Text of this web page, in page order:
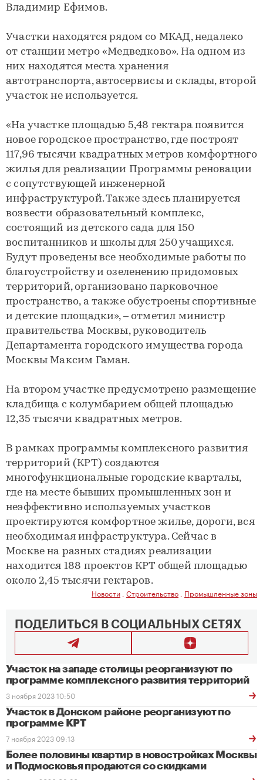
Владимир Ефимов.
Участки находятся рядом со МКАД, недалеко
от станции метро «Медведково». На одном из
них находятся места хранения
автотранспорта, автосервисы и склады, второй
участок не используется.
«На участке площадью 5,48 гектара появится
новое городское пространство, где построят
117,96 тысячи квадратных метров комфортного
жилья для реализации Программы реновации
с сопутствующей инженерной
инфраструктурой. Также здесь планируется
возвести образовательный комплекс,
состоящий из детского сада для 150
воспитанников и школы для 250 учащихся.
Будут проведены все необходимые работы по
благоустройству и озеленению придомовых
территорий, организовано парковочное
пространство, а также обустроены спортивные
и детские площадки», – отметил министр
правительства Москвы, руководитель
Департамента городского имущества города
Москвы Максим Гаман.
На втором участке предусмотрено размещение
кладбища с колумбарием общей площадью
12,35 тысячи квадратных метров.
В рамках программы комплексного развития
территорий (КРТ) создаются
многофункциональные городские кварталы,
где на месте бывших промышленных зон и
неэффективно используемых участков
проектируются комфортное жилье, дороги, вся
необходимая инфраструктура. Сейчас в
Москве на разных стадиях реализации
находится 188 проектов КРТ общей площадью
около 2,45 тысячи гектаров.
Новости Строительство Промышленные зоны
ПОДЕЛИТЬСЯ В СОЦИАЛЬНЫХ СЕТЯХ
Участок на западе столицы реорганизуют по
программе комплексного развития территорий
3 ноября 2023 10:50
Участок в Донском районе реорганизуют по
программе КРТ
7 ноября 2023 09:13
Более половины квартир в новостройках Москвы
и Подмосковья продаются со скидками